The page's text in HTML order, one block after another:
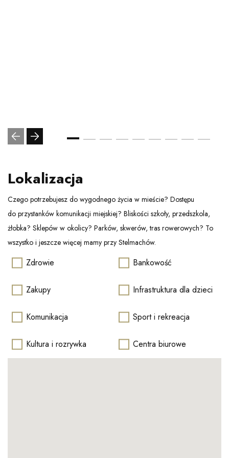
Lokalizacja
Czego potrzebujesz do wygodnego życia w mieście? Dostępu
do przystanków komunikacji miejskiej? Bliskości szkoły, przedszkola,
żłobka? Sklepów w okolicy? Parków, skwerów, tras rowerowych? To
wszystko i jeszcze więcej mamy przy Stelmachów.
Zdrowie Bankowość
Zakupy Infrastruktura dla dzieci
Komunikacja Sport i rekreacja
Kultura i rozrywka Centra biurowe